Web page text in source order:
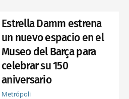
Estrella Damm estrena
un nuevo espacio en el
Museo del Barça para
celebrar su 150
aniversario
Metrópoli